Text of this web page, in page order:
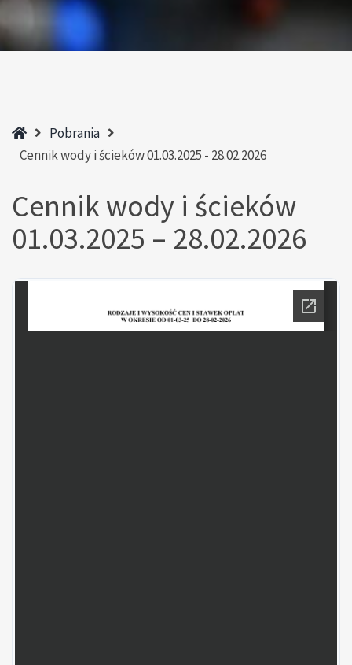
HomePobrania
Cennik wody i ścieków 01.03.2025 - 28.02.2026
Cennik wody i ścieków
01.03.2025 – 28.02.2026